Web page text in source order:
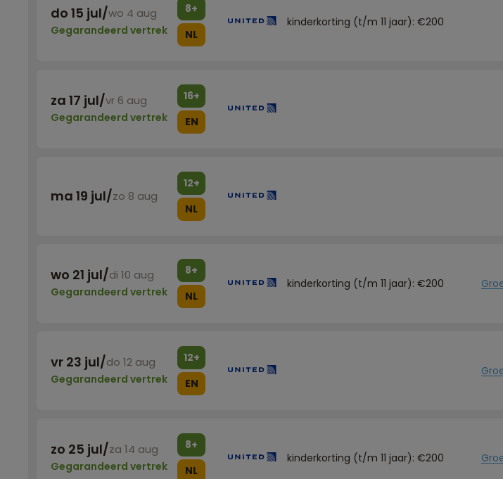
do 15 jul/wo 4 aug
Gegarandeerd vertrek
8+
NL
kinderkorting (t/m 11 jaar): €200
za 17 jul/vr 6 aug
Gegarandeerd vertrek
16+
EN
ma 19 jul/zo 8 aug
12+
NL
wo 21 jul/di 10 aug
Gegarandeerd vertrek
8+
NL
kinderkorting (t/m 11 jaar): €200
vr 23 jul/do 12 aug
Gegarandeerd vertrek
12+
EN
zo 25 jul/za 14 aug
Gegarandeerd vertrek
8+
NL
kinderkorting (t/m 11 jaar): €200